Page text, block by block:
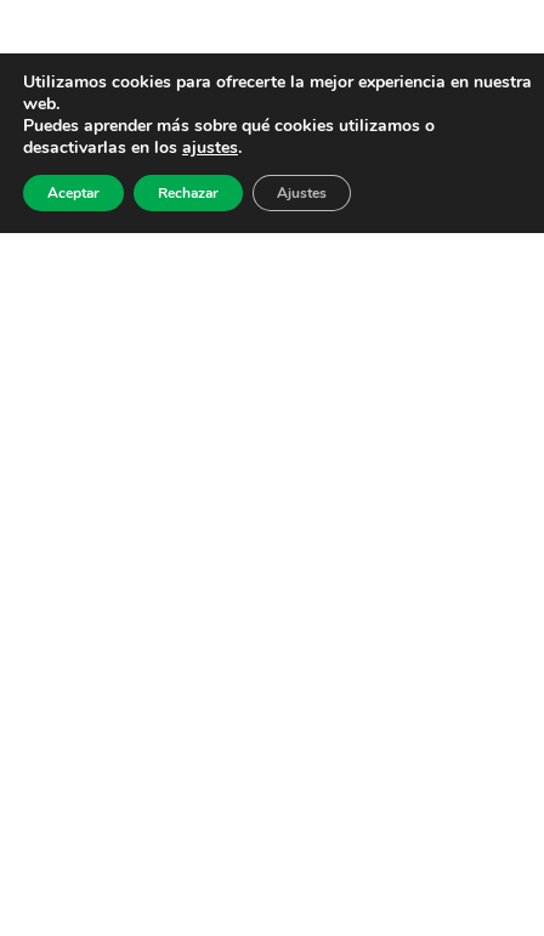
Utilizamos cookies para ofrecerte la mejor experiencia en nuestra
web.
Puedes aprender más sobre qué cookies utilizamos o
desactivarlas en los ajustes.
Aceptar Rechazar Ajustes